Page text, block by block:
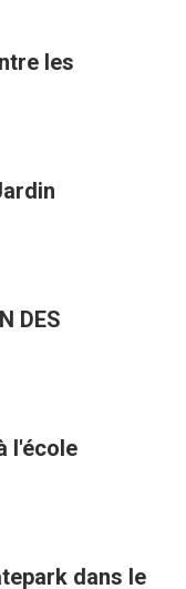
les
DES
l'école
dans le